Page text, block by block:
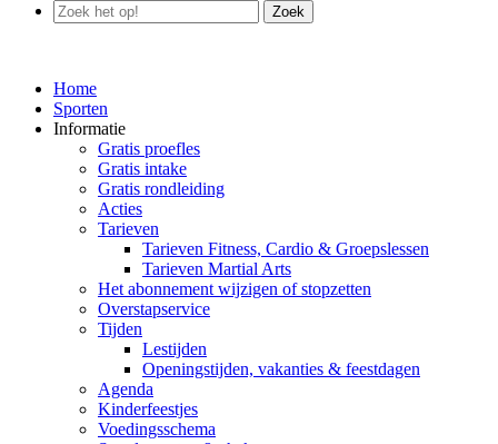
Zoek
Home
Sporten
Informatie
Gratis proefles
Gratis intake
Gratis rondleiding
Acties
Tarieven
Tarieven Fitness, Cardio & Groepslessen
Tarieven Martial Arts
Het abonnement wijzigen of stopzetten
Overstapservice
Tijden
Lestijden
Openingstijden, vakanties & feestdagen
Agenda
Kinderfeestjes
Voedingsschema